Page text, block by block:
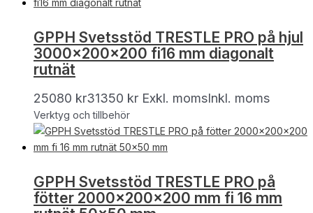
GPPH Svetsstöd TRESTLE PRO på hjul
3000x200x200 fi16 mm diagonalt
rutnät
25080 kr31350 kr Exkl. momsInkl. moms
Verktyg och tillbehör
GPPH Svetsstöd TRESTLE PRO på
fötter 2000x200x200 mm fi 16 mm